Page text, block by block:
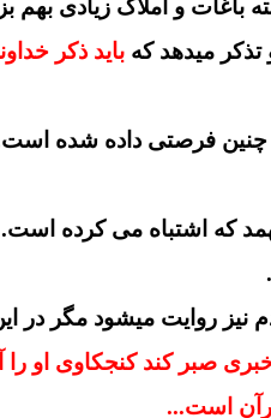
و املاک زیادی بهم
میدهد که باید ذکر
فرصتی داده شده
که اشتباه می کرده
نیز روایت میشود مگر در
صبر کند کنجکاوی او را
است...